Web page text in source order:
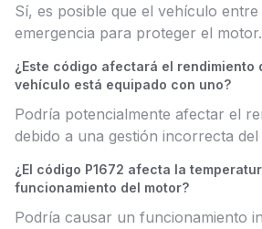
Sí, es posible que el vehículo
emergencia para proteger el motor.
¿Este código afectará el rendimiento
vehículo está equipado con uno?
Podría potencialmente afectar el
debido a una gestión incorrecta
¿El código P1672 afecta la
funcionamiento del motor?
Podría causar un funcionamiento